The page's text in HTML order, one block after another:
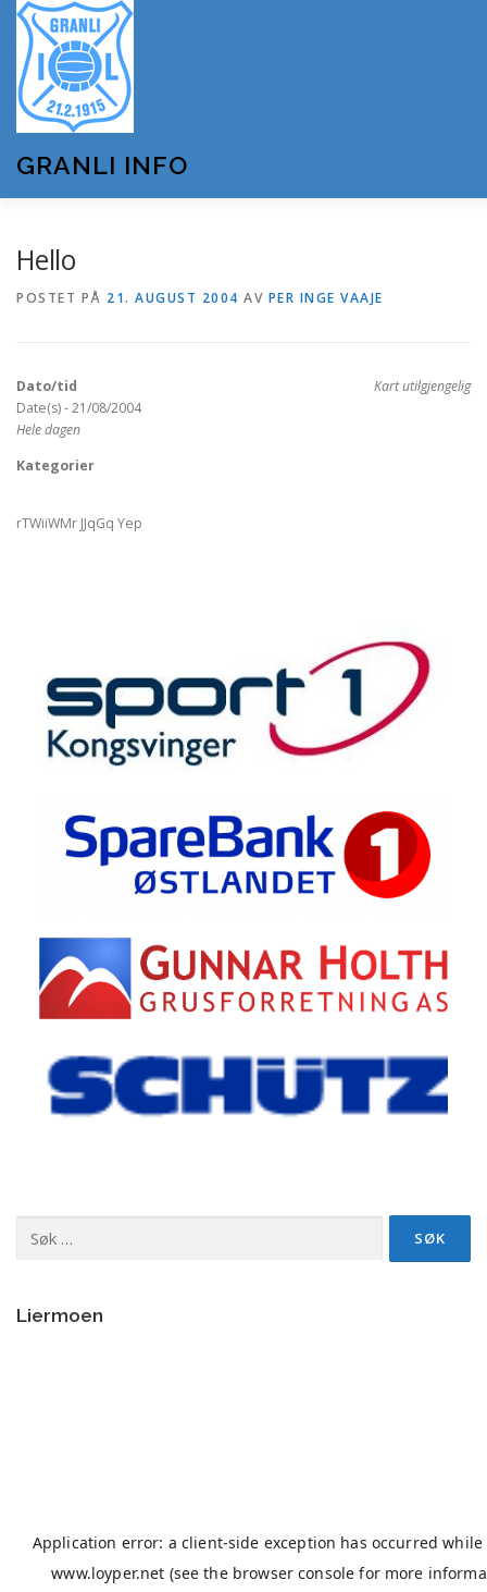
innhold
GRANLI INFO
OM GRANLI INFO
Hello
POSTET PÅ 21. AUGUST 2004 AV PER INGE VAAJE
Kart utilgjengelig
Dato/tid
Date(s) - 21/08/2004
Hele dagen
Kategorier
rTWiiWMr JJqGq Yep
etter:
Liermoen